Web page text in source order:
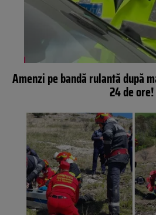
Amenzi pe bandă rulantă după
24 de ore!